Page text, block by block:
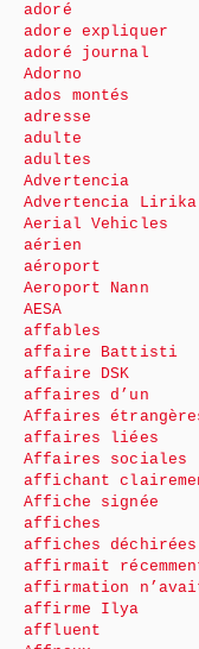
adoré
adore expliquer
adoré journal
Adorno
ados montés
adresse
adulte
adultes
Advertencia
Advertencia Lirika
Aerial Vehicles
aérien
aéroport
Aeroport Nann
AESA
affables
affaire Battisti
affaire DSK
affaires d’un
Affaires
affaires liées
Affaires sociales
affichant
Affiche signée
affiches
affiches déchirées
affirmait
affirmation
affirme Ilya
affluent